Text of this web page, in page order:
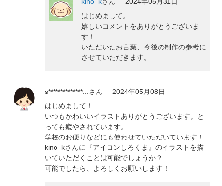
kino_kさん
2024年05月31日
はじめまして。
嬉しいコメントをありがとうございま
す！
いただいたお言葉、今後の制作の参考に
させていただきます。
s**************...さん
2024年05月08日
はじめまして！
いつもかわいいイラストありがとうございます。と
っても癒やされています。
学校のお便りなどにも使わせていただいています！
kino_kさんに『アイコンしろくま』のイラストを描
いていただくことは可能でしょうか？
可能でしたら、よろしくお願いします！